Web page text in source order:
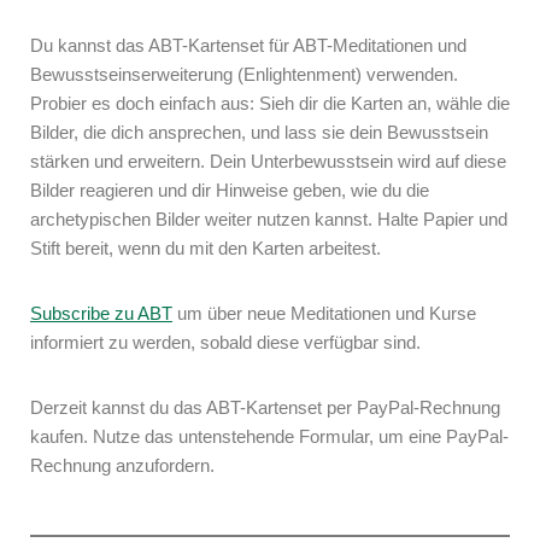
Du kannst das ABT-Kartenset für ABT-Meditationen und
Bewusstseinserweiterung (Enlightenment) verwenden.
Probier es doch einfach aus: Sieh dir die Karten an, wähle die
Bilder, die dich ansprechen, und lass sie dein Bewusstsein
stärken und erweitern. Dein Unterbewusstsein wird auf diese
Bilder reagieren und dir Hinweise geben, wie du die
archetypischen Bilder weiter nutzen kannst. Halte Papier und
Stift bereit, wenn du mit den Karten arbeitest.
Subscribe zu ABT um über neue Meditationen und Kurse
informiert zu werden, sobald diese verfügbar sind.
Derzeit kannst du das ABT-Kartenset per PayPal-Rechnung
kaufen. Nutze das untenstehende Formular, um eine PayPal-
Rechnung anzufordern.